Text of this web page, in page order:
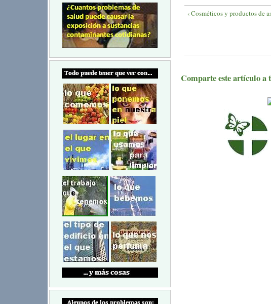
‹ Cosméticos y productos de
Comparte este artículo a